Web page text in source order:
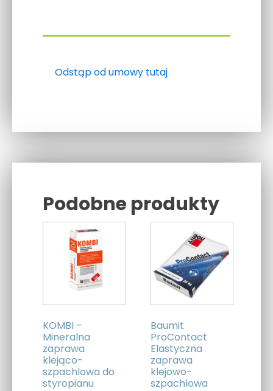
Odstąp od umowy tutaj
Podobne produkty
KOMBI –
Mineralna
zaprawa
klejąco-
szpachlowa do
styropianu
Baumit
ProContact
Elastyczna
zaprawa
klejowo-
szpachlowa